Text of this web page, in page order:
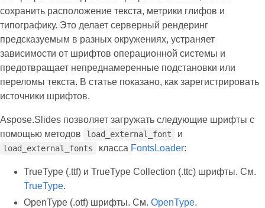
сохранить расположение текста, метрики глифов и
типографику. Это делает серверный рендеринг
предсказуемым в разных окружениях, устраняет
зависимости от шрифтов операционной системы и
предотвращает непреднамеренные подстановки или
переломы текста. В статье показано, как зарегистрировать
источники шрифтов.
Aspose.Slides позволяет загружать следующие шрифты с
помощью методов
load_external_font и
load_external_fonts класса FontsLoader:
TrueType (.ttf) и TrueType Collection (.ttc) шрифты. См.
TrueType.
OpenType (.otf) шрифты. См. OpenType.